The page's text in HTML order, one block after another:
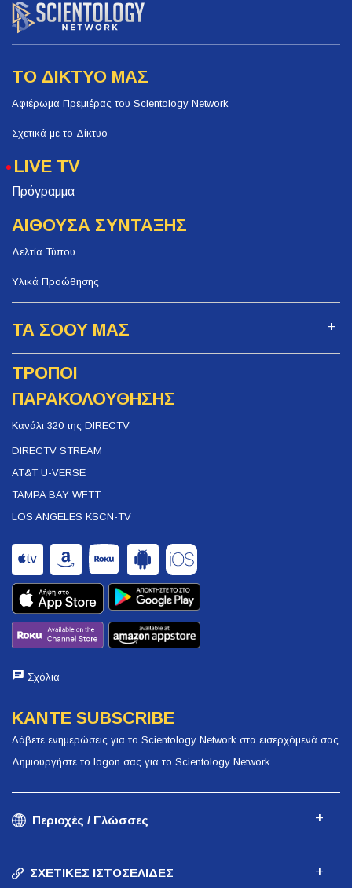
ΤΟ ΔΙΚΤΥΟ ΜΑΣ
Αφιέρωμα Πρεμιέρας του Scientology Network
Σχετικά με το Δίκτυο
LIVE TV
Πρόγραμμα
ΑΙΘΟΥΣΑ ΣΥΝΤΑΞΗΣ
Δελτία Τύπου
Υλικά Προώθησης
ΤΑ ΣΟΟΥ ΜΑΣ
ΤΡΟΠΟΙ
ΠΑΡΑΚΟΛΟΥΘΗΣΗΣ
Κανάλι 320 της DIRECTV
DIRECTV STREAM
AT&T U-VERSE
TAMPA BAY WFTT
LOS ANGELES KSCN-TV
Σχόλια
ΚΑΝΤΕ SUBSCRIBE
Λάβετε ενημερώσεις για το Scientology Network στα εισερχόμενά σας
Δημιουργήστε το logon σας για το Scientology Network
Περιοχές / Γλώσσες
ΣΧΕΤΙΚΕΣ ΙΣΤΟΣΕΛΙΔΕΣ